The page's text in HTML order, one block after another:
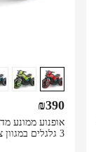
3 גלגלים במגוון צבעים לבחירה
₪390